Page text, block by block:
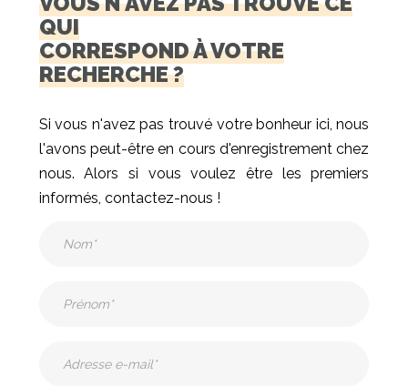
QUI
CORRESPOND À VOTRE
RECHERCHE ?
Si vous n'avez pas trouvé votre bonheur ici, nous
l'avons peut-être en cours d'enregistrement chez
nous. Alors si vous voulez être les premiers
informés, contactez-nous !
(Nécessaire)
(Nécessaire)